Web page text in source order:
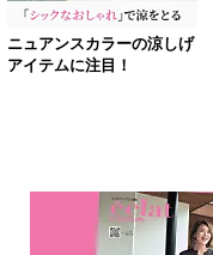
ニュアンスカラーの涼しげ
アイテムに注目！